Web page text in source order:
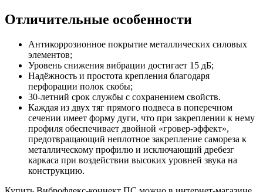
Отличительные особенности
Антикоррозионное покрытие металлических силовых
элементов;
Уровень снижения вибрации достигает 15 дБ;
Надёжность и простота крепления благодаря
перфорации полок скобы;
30-летний срок службы с сохранением свойств.
Каждая из двух тяг прямого подвеса в поперечном
сечении имеет форму дуги, что при закреплении к нему
профиля обеспечивает двойной «гровер-эффект»,
предотвращающий неплотное закрепление самореза к
металлическому профилю и исключающий дребезг
каркаса при воздействии высоких уровней звука на
конструкцию.